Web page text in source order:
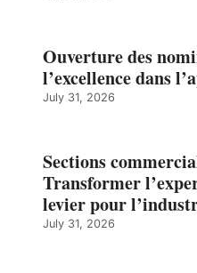
Ouverture des
l’excellence dans
July 31, 2026
Sections
Transformer
levier pour
July 31, 2026